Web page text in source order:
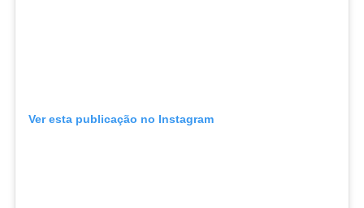
Ver esta publicação no Instagram